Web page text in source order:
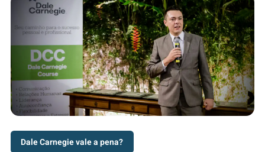
Dale Carnegie vale a pena?